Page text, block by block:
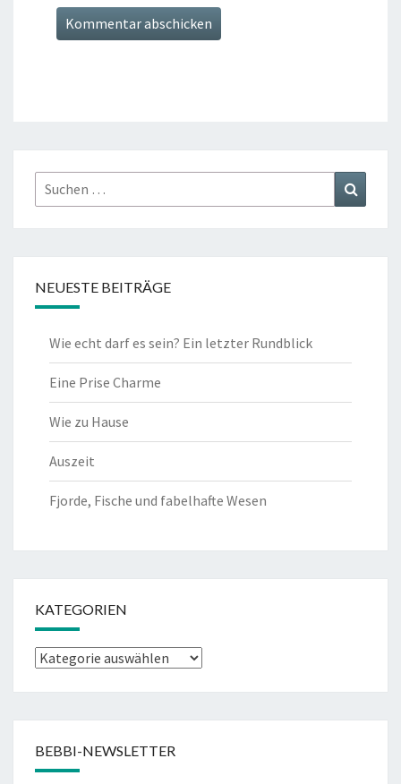
Suchen
nach:
NEUESTE BEITRÄGE
Wie echt darf es sein? Ein letzter Rundblick
Eine Prise Charme
Wie zu Hause
Auszeit
Fjorde, Fische und fabelhafte Wesen
KATEGORIEN
Kategorien
BEBBI-NEWSLETTER